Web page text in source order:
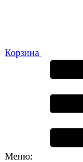
Корзина
Меню: